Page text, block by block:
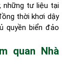
những tư liệu tại
thời khơi dậy
quyền biển đảo
quan Nhà